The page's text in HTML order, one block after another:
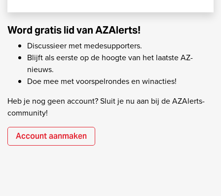
Word gratis lid van AZAlerts!
Discussieer met medesupporters.
Blijft als eerste op de hoogte van het laatste AZ-
nieuws.
Doe mee met voorspelrondes en winacties!
Heb je nog geen account? Sluit je nu aan bij de AZAlerts-
community!
Account aanmaken